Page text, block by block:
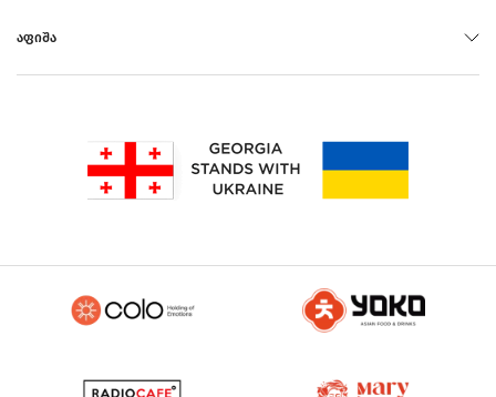
ᲐᲤᲘᲨᲐ